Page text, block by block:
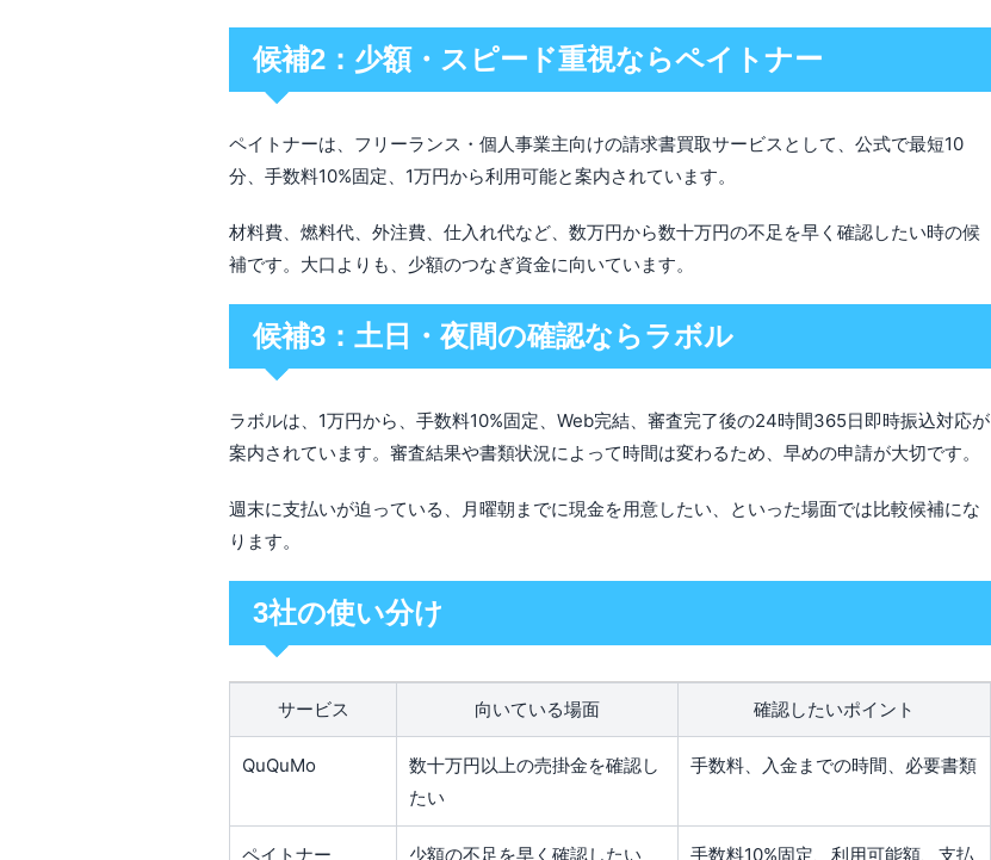
候補2：少額・スピード重視ならペイトナー
ペイトナーは、フリーランス・個人事業主向けの請求書買取サービスとして、公式で最短10
分、手数料10%固定、1万円から利用可能と案内されています。
材料費、燃料代、外注費、仕入れ代など、数万円から数十万円の不足を早く確認したい時の候
補です。大口よりも、少額のつなぎ資金に向いています。
候補3：土日・夜間の確認ならラボル
ラボルは、1万円から、手数料10%固定、Web完結、審査完了後の24時間365日即時振込対応が
案内されています。審査結果や書類状況によって時間は変わるため、早めの申請が大切です。
週末に支払いが迫っている、月曜朝までに現金を用意したい、といった場面では比較候補にな
ります。
3社の使い分け
サービス 向いている場面 確認したいポイント
QuQuMo
数十万円以上の売掛金を確認し
たい
手数料、入金までの時間、必要書類
ペイトナー 少額の不足を早く確認したい 手数料10%固定、利用可能額、支払